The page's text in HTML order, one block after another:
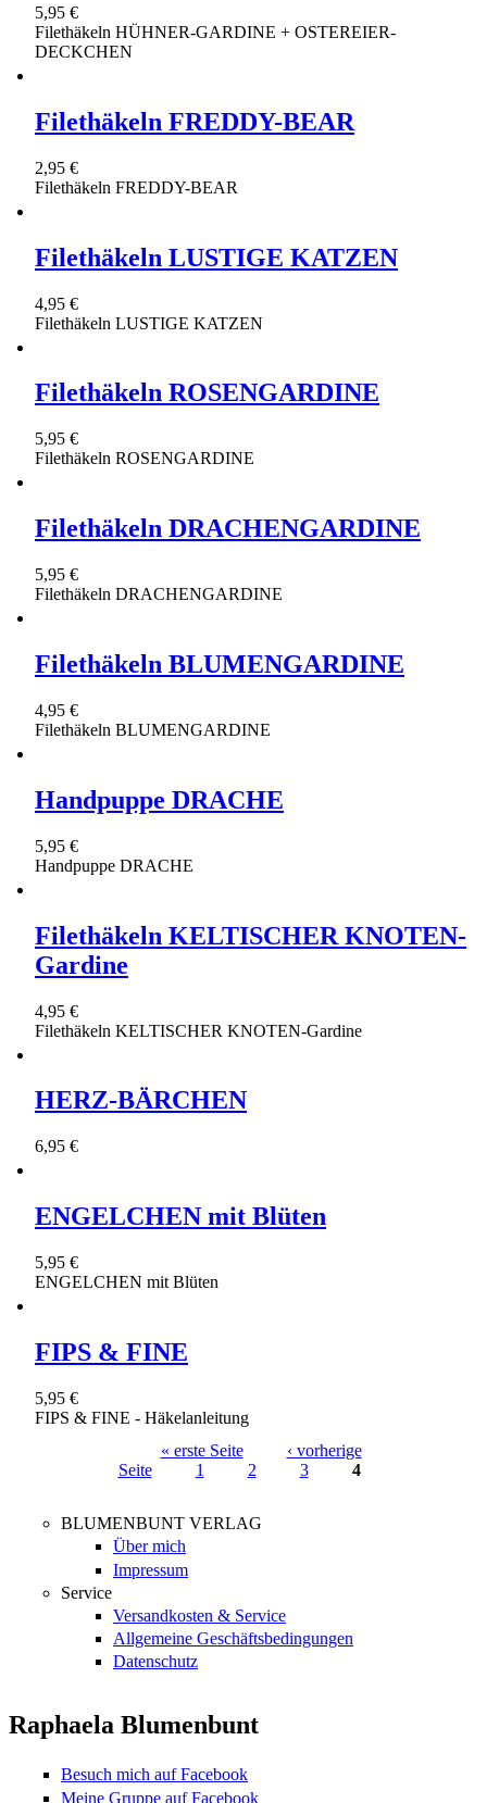
5,95 €
Filethäkeln HÜHNER-GARDINE + OSTEREIER-
DECKCHEN
Filethäkeln FREDDY-BEAR
2,95 €
Filethäkeln FREDDY-BEAR
Filethäkeln LUSTIGE KATZEN
4,95 €
Filethäkeln LUSTIGE KATZEN
Filethäkeln ROSENGARDINE
5,95 €
Filethäkeln ROSENGARDINE
Filethäkeln DRACHENGARDINE
5,95 €
Filethäkeln DRACHENGARDINE
Filethäkeln BLUMENGARDINE
4,95 €
Filethäkeln BLUMENGARDINE
Handpuppe DRACHE
5,95 €
Handpuppe DRACHE
Filethäkeln KELTISCHER KNOTEN-
Gardine
4,95 €
Filethäkeln KELTISCHER KNOTEN-Gardine
HERZ-BÄRCHEN
6,95 €
ENGELCHEN mit Blüten
5,95 €
ENGELCHEN mit Blüten
FIPS & FINE
5,95 €
FIPS & FINE - Häkelanleitung
« erste Seite
‹ vorherige
Seite
1 2 3 4
BLUMENBUNT VERLAG
Über mich
Impressum
Service
Versandkosten & Service
Allgemeine Geschäftsbedingungen
Datenschutz
Raphaela Blumenbunt
Besuch mich auf Facebook
Meine Gruppe auf Facebook